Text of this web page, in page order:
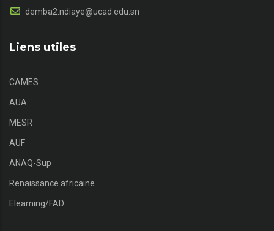
demba2.ndiaye@ucad.edu.sn
Liens utiles
CAMES
AUA
MESR
AUF
ANAQ-Sup
Renaissance africaine
Elearning/FAD